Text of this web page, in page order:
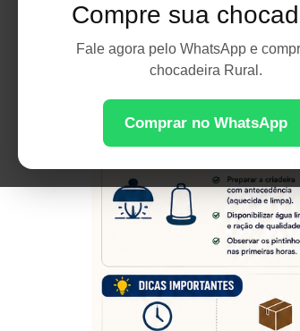
Compre sua
Fale agora pelo WhatsApp e
chocadeira Rural.
Comprar no WhatsApp